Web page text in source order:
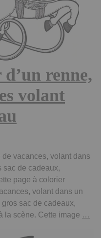
renne,
volant
de vacances, volant dans
sac de cadeaux,
page à colorier
volant dans un
sac de cadeaux,
la scène. Cette image …